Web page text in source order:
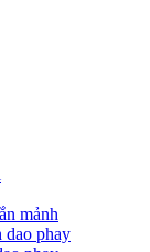
mảnh
dao phay